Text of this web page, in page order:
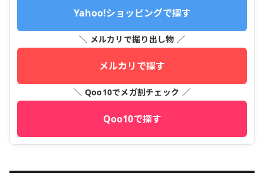
Yahoo!ショッピングで探す
＼ メルカリで掘り出し物 ／
メルカリで探す
＼ Qoo10でメガ割チェック ／
Qoo10で探す